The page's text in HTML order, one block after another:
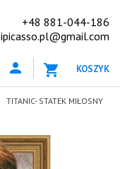
+48 881-044-186
ipicasso.pl@gmail.com
KOSZYK
TITANIC- STATEK MIŁOSNY